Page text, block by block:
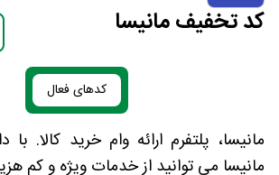
کد تخفیف مانیسا
کدهای فعال
مانیسا، پلتفرم ارائه وام خرید کالا.
مانیسا می توانید از خدمات ویژه و کم